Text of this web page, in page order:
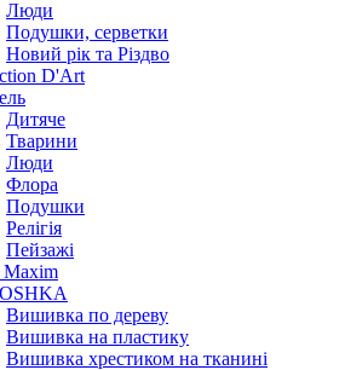
Люди
Подушки, серветки
Новий рік та Різдво
D'Art
Дитяче
Тварини
Люди
Флора
Подушки
Релігія
Пейзажі
Вишивка по дереву
Вишивка на пластику
Вишивка хрестиком на тканині